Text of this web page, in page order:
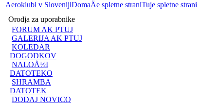
Aeroklubi v SlovenijiDomaÄe spletne straniTuje spletne strani
Orodja za uporabnike
FORUM AK PTUJ
GALERIJA AK PTUJ
KOLEDAR
DOGODKOV
NALOÅ½I
DATOTEKO
SHRAMBA
DATOTEK
DODAJ NOVICO